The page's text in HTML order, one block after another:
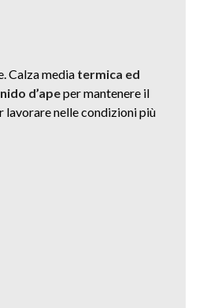
Calza media termica ed
d’apeper mantenere il
lavorare nelle condizioni più